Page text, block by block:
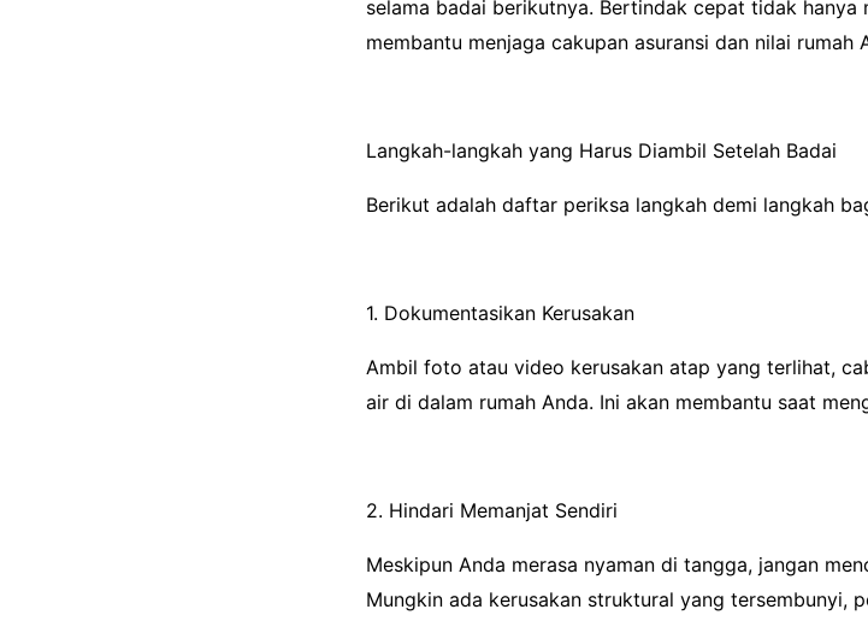
selama badai berikutnya. Bertindak cepat tidak hanya
membantu menjaga cakupan asuransi dan nilai rumah
Langkah-langkah yang Harus Diambil Setelah Badai
Berikut adalah daftar periksa langkah demi langkah
1. Dokumentasikan Kerusakan
Ambil foto atau video kerusakan atap yang terlihat,
air di dalam rumah Anda. Ini akan membantu saat
2. Hindari Memanjat Sendiri
Meskipun Anda merasa nyaman di tangga, jangan
Mungkin ada kerusakan struktural yang tersembunyi,